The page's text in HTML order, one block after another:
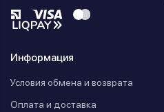
Информация
Условия обмена и возврата
Оплата и доставка